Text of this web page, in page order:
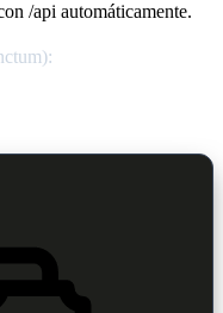
/api automáticamente.